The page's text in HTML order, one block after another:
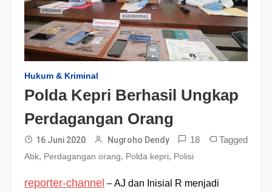
Hukum & Kriminal
Polda Kepri Berhasil Ungkap
Perdagangan Orang
16 Juni 2020 Nugroho Dendy 18 Tagged
Abk, Perdagangan orang, Polda kepri, Polisi
reporter-channel –AJ dan Inisial R menjadi